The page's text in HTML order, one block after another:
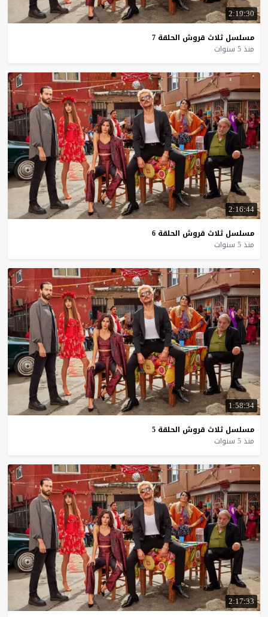
2:19:30
مسلسل ثلاث قروش الحلقة 7
منذ 5 سنوات
2:16:44
مسلسل ثلاث قروش الحلقة 6
منذ 5 سنوات
1:58:34
مسلسل ثلاث قروش الحلقة 5
منذ 5 سنوات
2:17:33